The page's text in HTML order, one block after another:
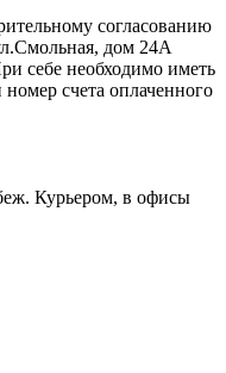
согласованию
дом 24А
себе необходимо иметь
счета оплаченного
Курьером, в офисы